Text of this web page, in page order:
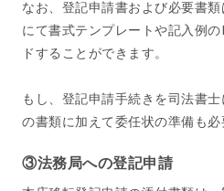
なお、登記申請書および必要書類
にて書式テンプレートや記入例
ドすることができます。
もし、登記申請手続きを司法書
の書類に加えて委任状の準備も必
③法務局への登記申請